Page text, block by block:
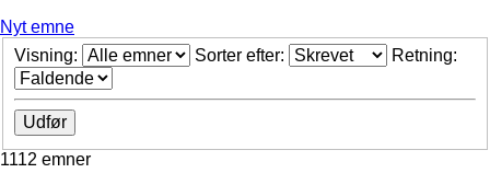
Nyt emne
Visning:
Sorter efter: Retning:
1112 emner